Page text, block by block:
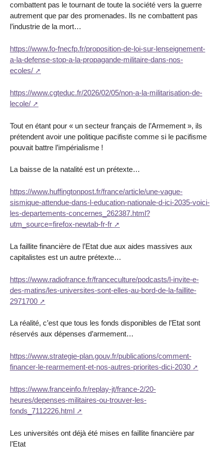
combattent pas le tournant de toute la société vers la guerre
autrement que par des promenades. Ils ne combattent pas
l’industrie de la mort…
https://www.fo-fnecfp.fr/proposition-de-loi-sur-lenseignement-
a-la-defense-stop-a-la-propagande-militaire-dans-nos-
ecoles/
https://www.cgteduc.fr/2026/02/05/non-a-la-militarisation-de-
lecole/
Tout en étant pour « un secteur français de l’Armement », ils
prétendent avoir une politique pacifiste comme si le pacifisme
pouvait battre l’impérialisme !
La baisse de la natalité est un prétexte…
https://www.huffingtonpost.fr/france/article/une-vague-
sismique-attendue-dans-l-education-nationale-d-ici-2035-voici-
les-departements-concernes_262387.html?
utm_source=firefox-newtab-fr-fr
La faillite financière de l’Etat due aux aides massives aux
capitalistes est un autre prétexte…
https://www.radiofrance.fr/franceculture/podcasts/l-invite-e-
des-matins/les-universites-sont-elles-au-bord-de-la-faillite-
2971700
La réalité, c’est que tous les fonds disponibles de l’Etat sont
réservés aux dépenses d’armement…
https://www.strategie-plan.gouv.fr/publications/comment-
financer-le-rearmement-et-nos-autres-priorites-dici-2030
https://www.franceinfo.fr/replay-jt/france-2/20-
heures/depenses-militaires-ou-trouver-les-
fonds_7112226.html
Les universités ont déjà été mises en faillite financière par
l’Etat